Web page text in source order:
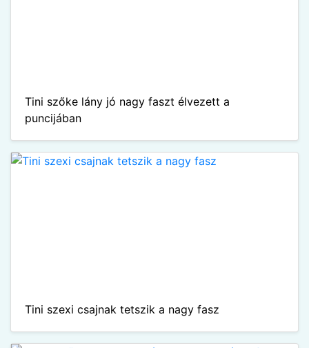
Tini szőke lány jó nagy faszt élvezett a
puncijában
Tini szexi csajnak tetszik a nagy fasz